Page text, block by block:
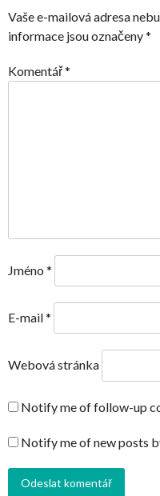
Vaše e-mailová adresa
informace jsou označeny*
Komentář*
Jméno *
E-mail*
Webová stránka
Notify me of follow-up
Notify me of new posts